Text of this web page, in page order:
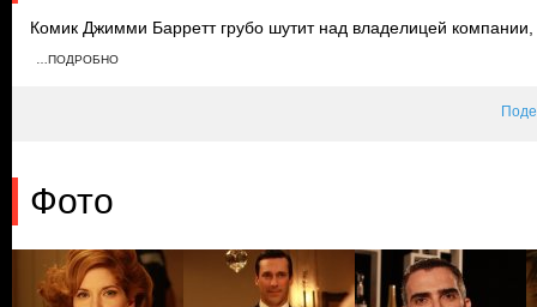
Комик Джимми Барретт грубо шутит над владелицей компании,
чтобы заставить его извиниться. Тем временем на занятиях
…ПОДРОБНО
Фото